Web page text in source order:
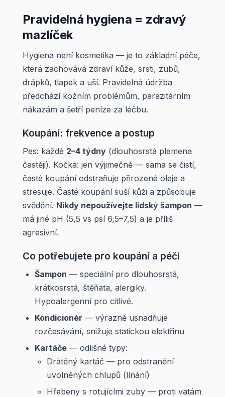
Pravidelná hygiena = zdravý
mazlíček
Hygiena není kosmetika — je to základní péče,
která zachovává zdraví kůže, srsti, zubů,
drápků, tlapek a uší. Pravidelná údržba
předchází kožním problémům, parazitárním
nákazám a šetří peníze za léčbu.
Koupání: frekvence a postup
Pes: každé 2–4 týdny (dlouhosrstá plemena
častěji). Kočka: jen výjimečně — sama se čistí,
časté koupání odstraňuje přirozené oleje a
stresuje. Časté koupání suší kůži a způsobuje
svědění. Nikdy nepoužívejte lidský šampon —
má jiné pH (5,5 vs psí 6,5–7,5) a je příliš
agresivní.
Co potřebujete pro koupání a péči
Šampon — speciální pro dlouhosrstá,
krátkosrstá, štěňata, alergiky.
Hypoalergenní pro citlivé.
Kondicionér — výrazně usnadňuje
rozčesávání, snižuje statickou elektřinu
Kartáče — odlišné typy:
Drátěný kartáč — pro odstranění
uvolněných chlupů (línání)
Hřebeny s rotujícími zuby — proti vatám